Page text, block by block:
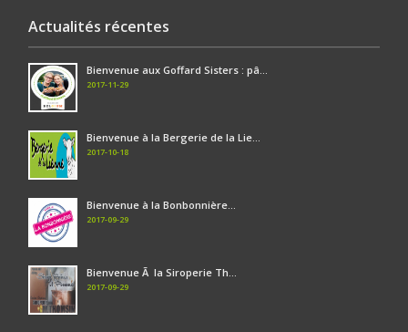
Actualités récentes
Bienvenue aux Goffard Sisters : pâ...
2017-11-29
Bienvenue à la Bergerie de la Lie...
2017-10-18
Bienvenue à la Bonbonnière...
2017-09-29
Bienvenue Ã la Siroperie Th...
2017-09-29